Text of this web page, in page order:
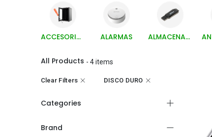
ACCESORIOS Y HERRAMIENTAS ALARMAS ALMACENAMIENTO
All Products - 4 items
Clear Filters DISCO DURO
Categories
Brand